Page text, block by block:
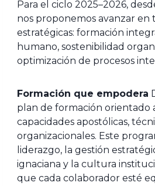
Para el ciclo 2025–2026,
nos proponemos avanzar en
estratégicas: formación
humano, sostenibilidad
optimización de procesos
Formación que empodera
plan de formación orientado
capacidades apostólicas,
organizacionales. Este
liderazgo, la gestión
ignaciana y la cultura
que cada colaborador esté